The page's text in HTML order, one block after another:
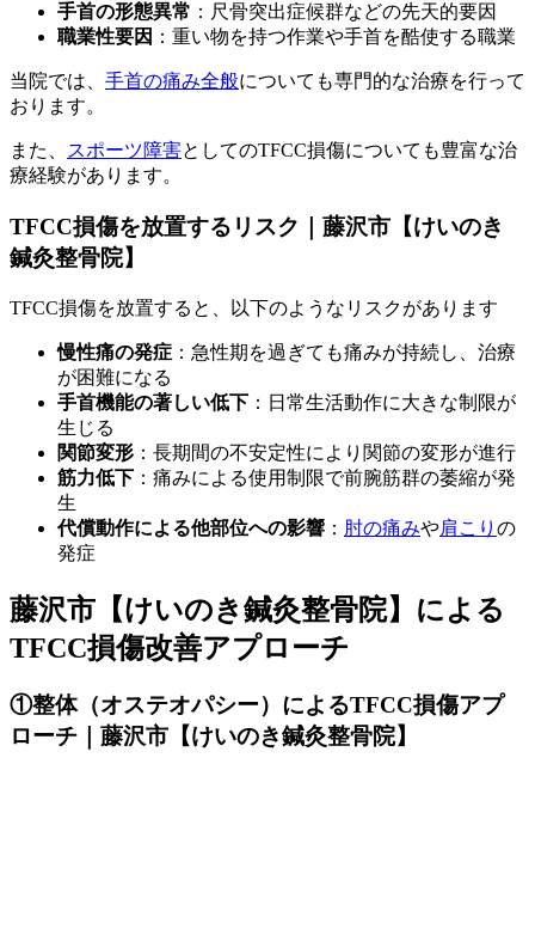
手首の形態異常 ：尺骨突出症候群などの先天的要因
職業性要因 ：重い物を持つ作業や手首を酷使する職業
当院では、 手首の痛み全般についても専門的な治療を行って
おります。
また、 スポーツ障害としてのTFCC損傷についても豊富な治
療経験があります。
TFCC損傷を放置するリスク｜藤沢市【けいのき
鍼灸整骨院】
TFCC損傷を放置すると、以下のようなリスクがあります
慢性痛の発症 ：急性期を過ぎても痛みが持続し、治療
が困難になる
手首機能の著しい低下 ：日常生活動作に大きな制限が
生じる
関節変形 ：長期間の不安定性により関節の変形が進行
筋力低下 ：痛みによる使用制限で前腕筋群の萎縮が発
生
代償動作による他部位への影響 ： 肘の痛みや肩こり の
発症
藤沢市【けいのき鍼灸整骨院】による
TFCC損傷改善アプローチ
①整体（オステオパシー）によるTFCC損傷アプ
ローチ｜藤沢市【けいのき鍼灸整骨院】